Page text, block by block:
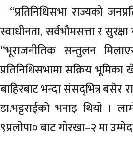
“प्रतिनिधिसभा राज्यको
स्वाधीनता, सर्वभौमसत्ता र
“भूराजनीतिक सन्तुलन
प्रतिनिधिसभामा सक्रिय
बाहिरबाट भन्दा संसद्‌भित्र बसेर
डा.भट्टराईको भनाइ थियो ।
९प्रलोपा० बाट गोरखा–२ मा